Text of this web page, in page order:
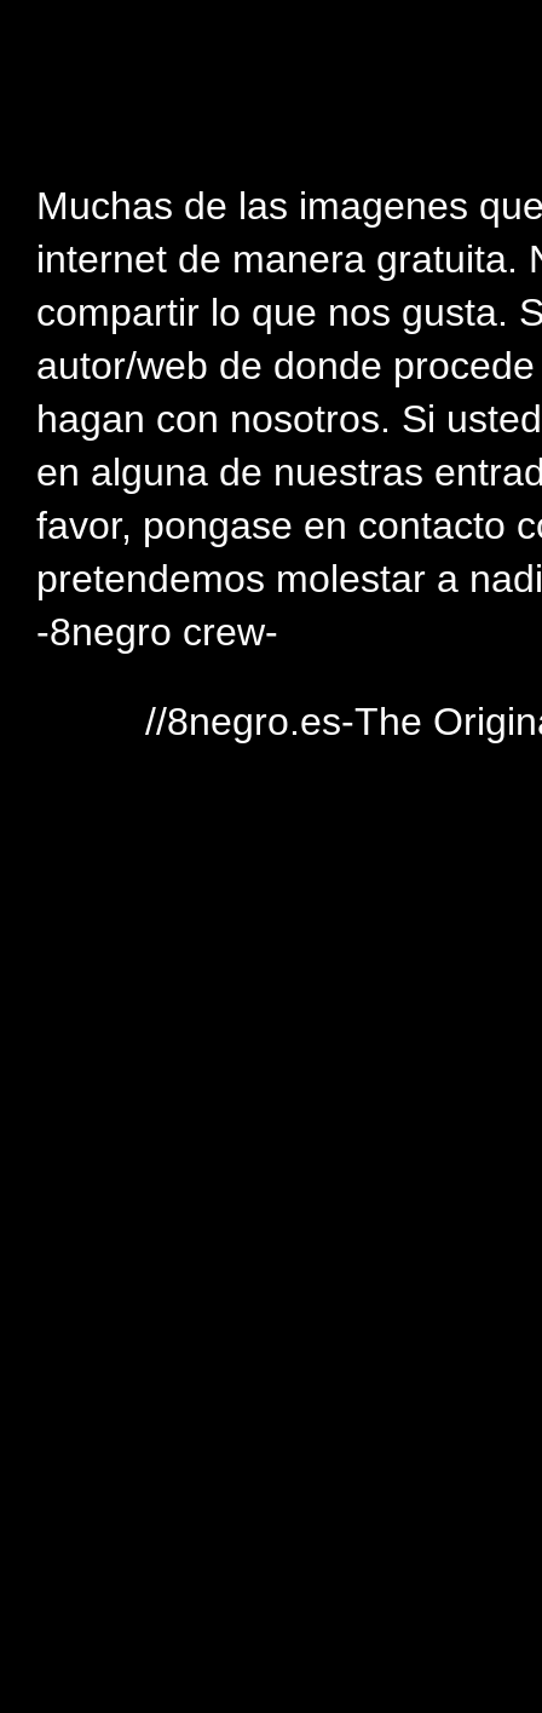
Muchas de las imagenes
internet de manera gratuita.
compartir lo que nos gusta.
autor/web de donde
hagan con nosotros. Si
en alguna de nuestras
favor, pongase en contacto
pretendemos molestar a
-8negro crew-
//8negro.es-The